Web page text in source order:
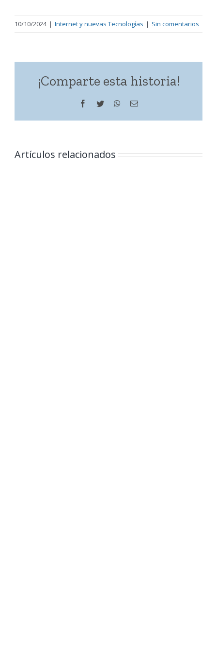
10/10/2024 | Internet y nuevas Tecnologías | Sin comentarios
¡Comparte esta historia!
Facebook
Twitter WhatsApp
Correo
Artículos relacionados